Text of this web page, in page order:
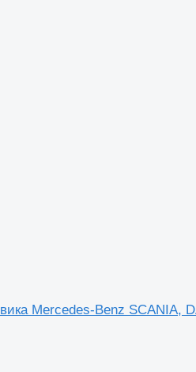
Mercedes-Benz SCANIA,